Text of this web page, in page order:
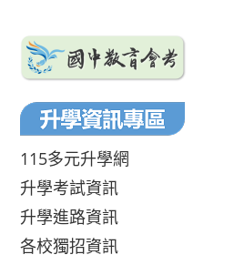
115多元升學網
升學考試資訊
升學進路資訊
各校獨招資訊